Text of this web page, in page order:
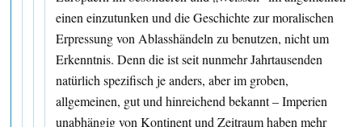
einen einzutunken und die Geschichte zur moralischen
Erpressung von Ablasshändeln zu benutzen, nicht um
Erkenntnis. Denn die ist seit nunmehr Jahrtausenden
natürlich spezifisch je anders, aber im groben,
allgemeinen, gut und hinreichend bekannt – Imperien
unabhängig von Kontinent und Zeitraum haben mehr